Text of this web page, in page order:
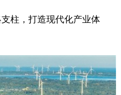
柱，打造现代化产业体